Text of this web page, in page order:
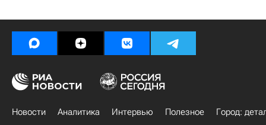
Новости Аналитика Интервью Полезное
Город: